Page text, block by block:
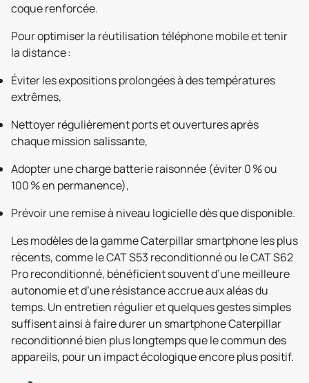
coque renforcée.
Pour optimiser la réutilisation téléphone mobile et tenir
la distance :
Éviter les expositions prolongées à des températures
extrêmes,
Nettoyer régulièrement ports et ouvertures après
chaque mission salissante,
Adopter une charge batterie raisonnée (éviter 0 % ou
100 % en permanence),
Prévoir une remise à niveau logicielle dès que disponible.
Les modèles de la gamme Caterpillar smartphone les plus
récents, comme le CAT S53 reconditionné ou le CAT S62
Pro reconditionné, bénéficient souvent d’une meilleure
autonomie et d’une résistance accrue aux aléas du
temps. Un entretien régulier et quelques gestes simples
suffisent ainsi à faire durer un smartphone Caterpillar
reconditionné bien plus longtemps que le commun des
appareils, pour un impact écologique encore plus positif.